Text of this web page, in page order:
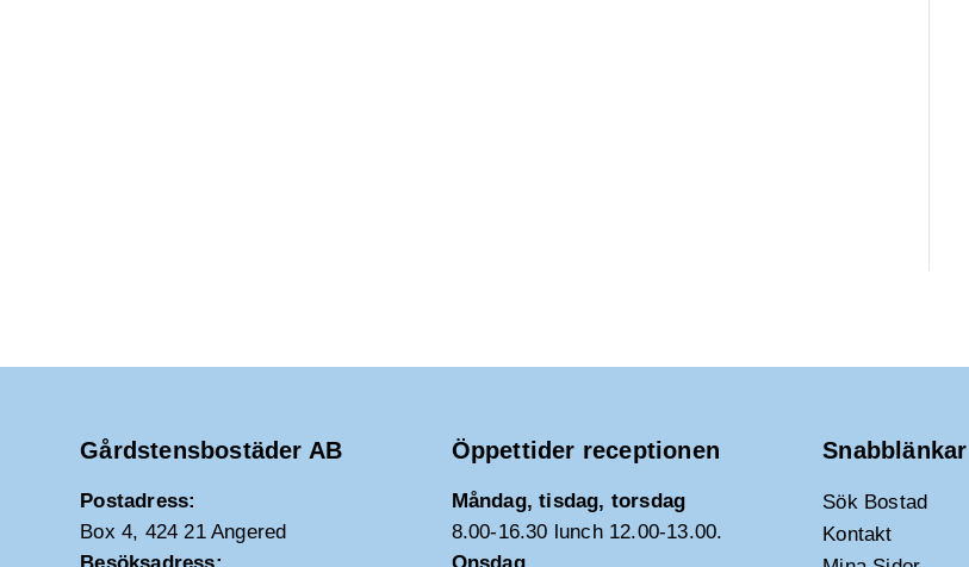
Gårdstensbostäder AB
Postadress:
Box 4, 424 21 Angered
Öppettider receptionen
Måndag, tisdag, torsdag
8.00-16.30 lunch 12.00-13.00.
Snabblänkar
Sök Bostad
Kontakt